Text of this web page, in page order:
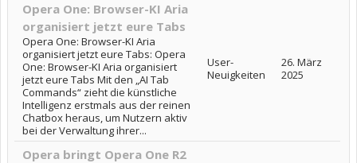
Opera One: Browser-KI Aria
organisiert jetzt eure Tabs
Opera One: Browser-KI Aria
organisiert jetzt eure Tabs: Opera
One: Browser-KI Aria organisiert
jetzt eure Tabs Mit den „AI Tab
Commands“ zieht die künstliche
Intelligenz erstmals aus der reinen
Chatbox heraus, um Nutzern aktiv
bei der Verwaltung ihrer...
User-
Neuigkeiten
26. März
2025
Opera bringt Opera One R2